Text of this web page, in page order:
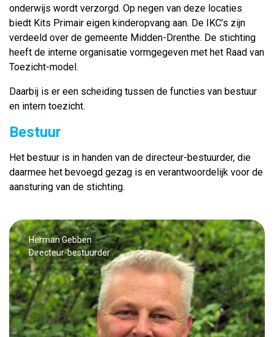
onderwijs wordt verzorgd. Op negen van deze locaties
biedt Kits Primair eigen kinderopvang aan. De IKC’s zijn
verdeeld over de gemeente Midden-Drenthe. De stichting
heeft de interne organisatie vormgegeven met het Raad van
Toezicht-model.
Daarbij is er een scheiding tussen de functies van bestuur
en intern toezicht.
Bestuur
Het bestuur is in handen van de directeur-bestuurder, die
daarmee het bevoegd gezag is en verantwoordelijk voor de
aansturing van de stichting.
Herman Gebben
Directeur-bestuurder